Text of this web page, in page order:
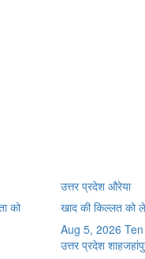
को
उत्तर प्रदेश औरेया
खाद की किल्लत को
Aug 5, 2026
उत्तर प्रदेश